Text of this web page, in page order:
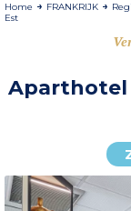
Home FRANKRIJK
Est
Aparthotel